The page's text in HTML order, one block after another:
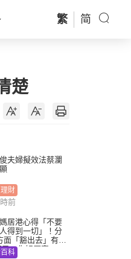
繁 简
楚
夫婦擬效法蔡瀾
財
前
居港心得「不要
得到一切」！分
面「豁出去」有著
：你好厲害
科